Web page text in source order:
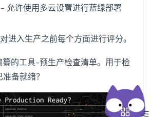
许使用多云设置进行蓝绿部署
进入生产之前每个方面进行评分。
纂的工具-预生产检查清单。用于检
备就绪？